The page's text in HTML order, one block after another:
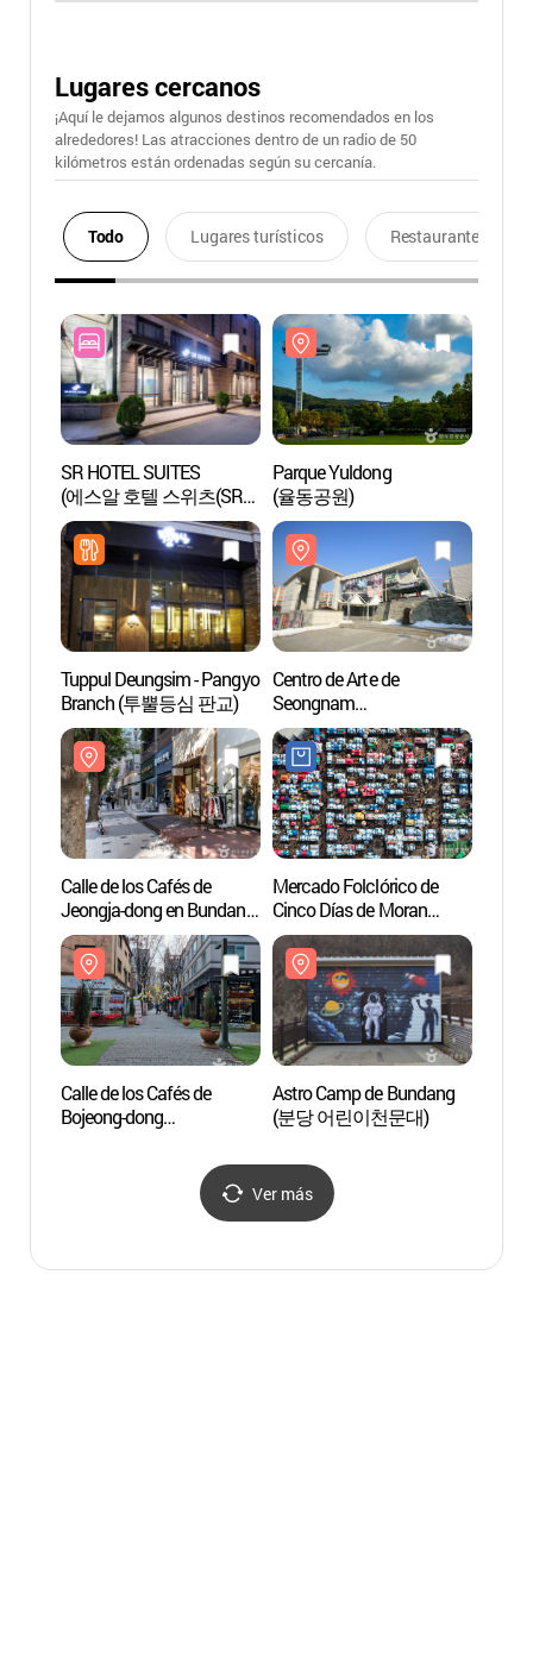
Lugares cercanos
¡Aquí le dejamos algunos destinos recomendados en los
alrededores! Las atracciones dentro de un radio de 50
kilómetros están ordenadas según su cercanía.
Todo Lugares turísticos Restaurantes
SR HOTEL SUITES
(에스알 호텔 스위츠(SR
HOTEL SUITES))
Parque Yuldong
(율동공원)
Tuppul Deungsim - Pangyo
Branch (투뿔등심 판교)
Centro de Arte de
Seongnam
(성남아트센터)
Calle de los Cafés de
Jeongja-dong en Bundang
(분당 정자동 카페거리)
Mercado Folclórico de
Cinco Días de Moran
(모란민속5일장)
Calle de los Cafés de
Bojeong-dong
Astro Camp de Bundang
(분당 어린이천문대)
Ver más